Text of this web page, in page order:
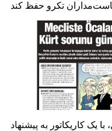
یک کاریکاتور به پیشنهاد